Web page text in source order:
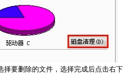
要删除的文件，选择完成后点击右下